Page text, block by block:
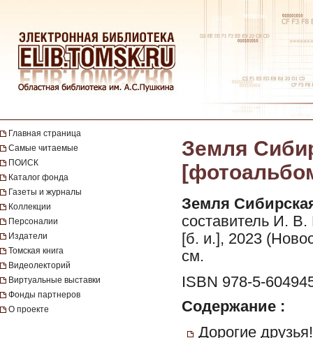
Главная страница
Самые читаемые
ПОИСК
Каталог фонда
Газеты и журналы
Коллекции
Персоналии
Издатели
Томская книга
Видеолекторий
Виртуальные выставки
Фонды партнеров
О проекте
Земля
Земля
составитель И.
[б. и.], 2023
см.
ISBN 978-5-
Содержание :
Дорогие